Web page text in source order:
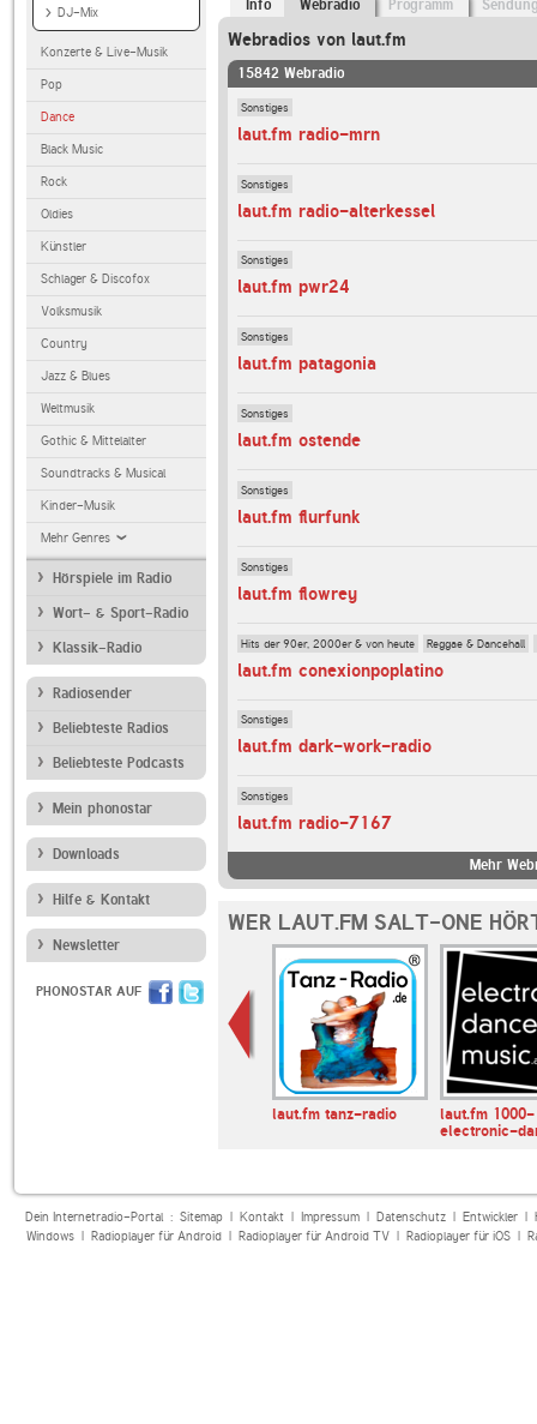
DJ-Mix
Konzerte & Live-Musik
Pop
Dance
Black Music
Rock
Oldies
Künstler
Schlager & Discofox
Volksmusik
Country
Jazz & Blues
Weltmusik
Gothic & Mittelalter
Soundtracks & Musical
Kinder-Musik
Mehr Genres
Hörspiele im Radio
Wort- & Sport-Radio
Klassik-Radio
Radiosender
Beliebteste Radios
Beliebteste Podcasts
Mein phonostar
Downloads
Hilfe & Kontakt
Newsletter
PHONOSTAR AUF
Info Webradio Programm
Webradios von laut.fm
15842 Webradio
Sonstiges
laut.fm radio-mrn
Sonstiges
laut.fm radio-alterkessel
Sonstiges
laut.fm pwr24
Sonstiges
laut.fm patagonia
Sonstiges
laut.fm ostende
Sonstiges
laut.fm flurfunk
Sonstiges
laut.fm flowrey
Hits der 90er, 2000er & von heute Reggae & Dancehall
laut.fm conexionpoplatino
Sonstiges
laut.fm dark-work-radio
Sonstiges
laut.fm radio-7167
Mehr
WER LAUT.FM SALT-ONE
laut.fm tanz-radio
laut.fm 1000-
electronic-
Dein Internetradio-Portal : Sitemap| Kontakt| Impressum| Datenschutz| Entwickler|
Windows| Radioplayer für Android| Radioplayer für Android TV| Radioplayer für iOS|